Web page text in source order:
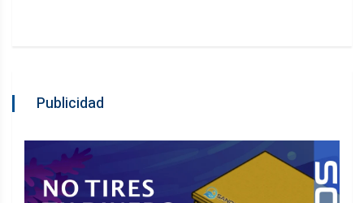
Publicidad